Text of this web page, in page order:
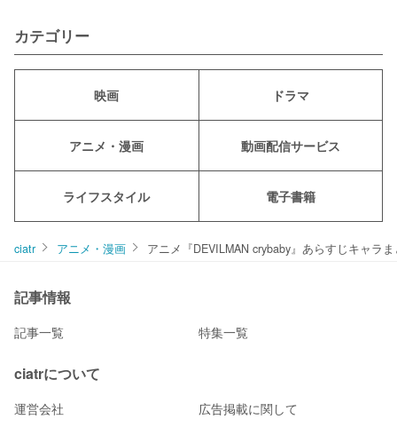
カテゴリー
映画 ドラマ
アニメ・漫画 動画配信サービス
ライフスタイル 電子書籍
ciatr アニメ・漫画 アニメ『DEVILMAN crybaby』あらすじキャラ
記事情報
記事一覧 特集一覧
ciatrについて
運営会社
広告掲載に関して